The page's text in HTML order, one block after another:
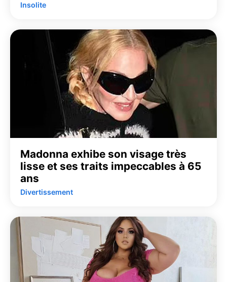
Insolite
Madonna exhibe son visage très
lisse et ses traits impeccables à 65
ans
Divertissement